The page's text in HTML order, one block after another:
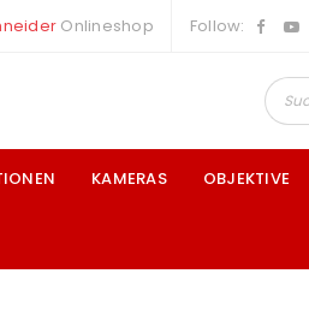
Onlineshop Follow:
KAMERAS OBJEKTIVE